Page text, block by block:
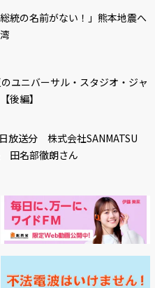
総統の名前がない！」熊本地震へ
ユニバーサル・スタジオ・ジャ
後編】
放送分 株式会社SANMATSU
田名部徹朗さん